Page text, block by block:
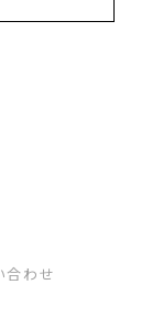
合わせ